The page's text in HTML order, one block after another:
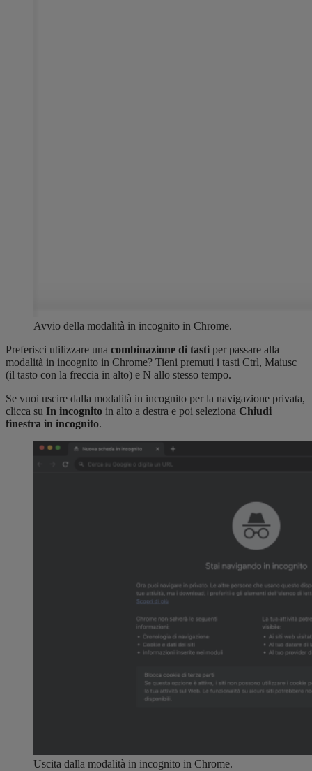
Avvio della modalità in incognito in Chrome.
Preferisci utilizzare una combinazione di tasti per passare alla
modalità in incognito in Chrome? Tieni premuti i tasti Ctrl, Maiusc
(il tasto con la freccia in alto) e N allo stesso tempo.
Se vuoi uscire dalla modalità in incognito per la navigazione privata,
clicca su In incognito in alto a destra e poi seleziona Chiudi
finestra in incognito.
Uscita dalla modalità in incognito in Chrome.